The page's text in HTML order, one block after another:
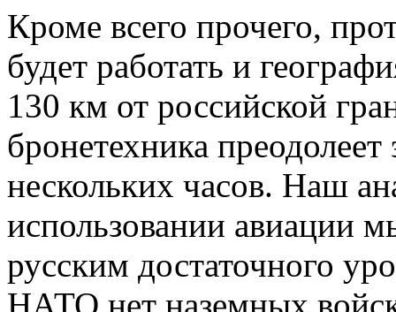
Кроме всего прочего,
будет работать и
130 км от российской
бронетехника преодолеет
нескольких часов. Наш
использовании авиации
русским достаточного